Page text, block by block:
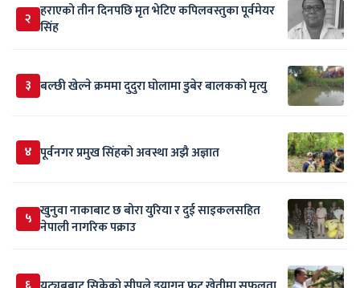
२ हराएको तीन दिनपछि मृत भेटिए कपिलवस्तुका पूर्वमेयर
सिंह
३ बल्छी खेल्ने क्रममा दुदुरा घोलामा डुबेर बालकको मृत्यु
४ पूर्वनगर प्रमुख सिंहको अवस्था अझै अज्ञात
५ खुनुवा नाकाबाट छ बोरा युरिया र दुई साइकलसहित
नेपाली नागरिक पक्राउ